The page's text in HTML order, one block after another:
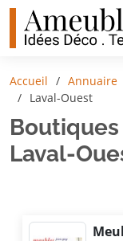
Accueil Annuaire
Laval-Ouest
Laval-